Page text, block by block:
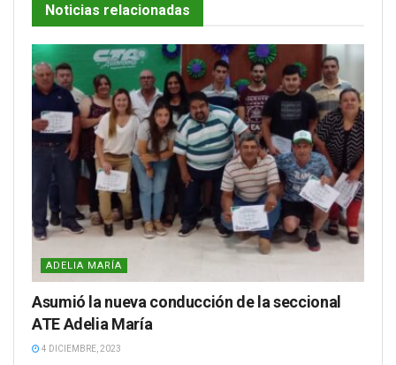
Noticias relacionadas
ADELIA MARÍA
Asumió la nueva conducción de la seccional
ATE Adelia María
4 DICIEMBRE, 2023